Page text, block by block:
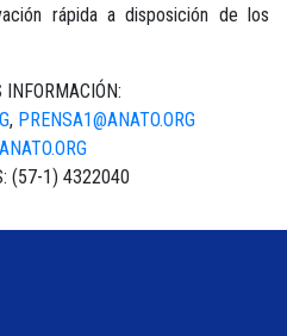
rápida a disposición de los
INFORMACIÓN:
, PRENSA1@ANATO.ORG
(57-1) 4322040